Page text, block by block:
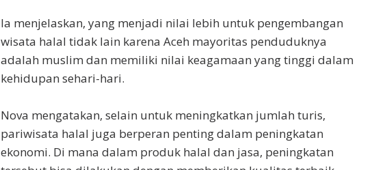
Ia menjelaskan, yang menjadi nilai lebih untuk pengembangan
wisata halal tidak lain karena Aceh mayoritas penduduknya
adalah muslim dan memiliki nilai keagamaan yang tinggi dalam
kehidupan sehari-hari.
Nova mengatakan, selain untuk meningkatkan jumlah turis,
pariwisata halal juga berperan penting dalam peningkatan
ekonomi. Di mana dalam produk halal dan jasa, peningkatan